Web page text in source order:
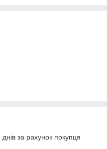
за рахунок покупця